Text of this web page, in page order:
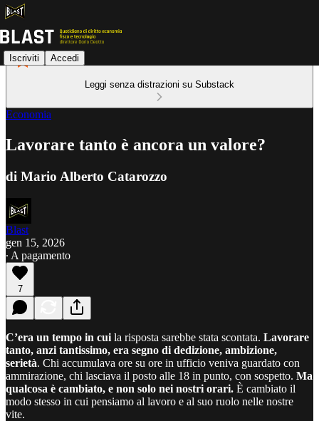
Iscriviti Accedi
Leggi senza distrazioni su Substack
Economia
Lavorare tanto è ancora un valore?
di Mario Alberto Catarozzo
Blast
gen 15, 2026
∙ A pagamento
7
C’era un tempo in cui la risposta sarebbe stata scontata. Lavorare
tanto, anzi tantissimo, era segno di dedizione, ambizione,
serietà. Chi accumulava ore su ore in ufficio veniva guardato con
ammirazione, chi lasciava il posto alle 18 in punto, con sospetto. Ma
qualcosa è cambiato, e non solo nei nostri orari. È cambiato il
modo stesso in cui pensiamo al lavoro e al suo ruolo nelle nostre
vite.